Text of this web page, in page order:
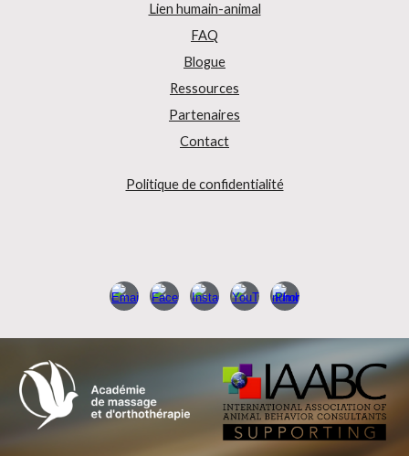
Lien humain-animal
FAQ
Blogue
Ressources
Partenaires
Contact
Politique de confidentialité